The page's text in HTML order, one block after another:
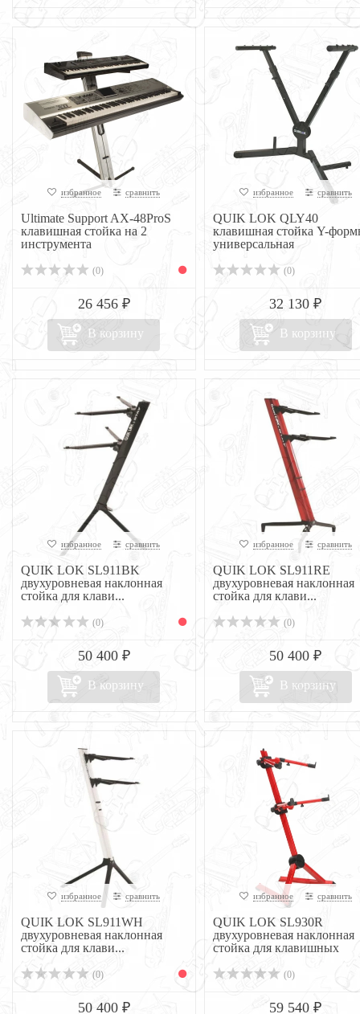
избранное сравнить
Ultimate Support AX-48ProS
клавишная стойка на 2
инструмента
(0)
26 456 ₽
В корзину
избранное сравнить
QUIK LOK QLY40
клавишная стойка Y-
универсальная
(0)
32 130 ₽
В корзину
избранное сравнить
QUIK LOK SL911BK
двухуровневая наклонная
стойка для клави...
(0)
50 400 ₽
В корзину
избранное сравнить
QUIK LOK SL911RE
двухуровневая наклонная
стойка для клави...
(0)
50 400 ₽
В корзину
избранное сравнить
QUIK LOK SL911WH
двухуровневая наклонная
стойка для клави...
(0)
50 400 ₽
избранное сравнить
QUIK LOK SL930R
двухуровневая наклонная
стойка для клавишных
(0)
59 540 ₽